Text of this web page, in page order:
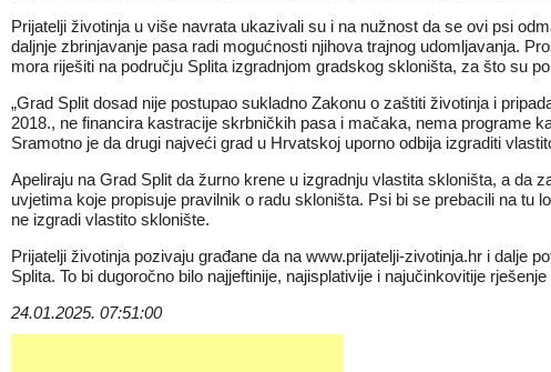
Prijatelji životinja u više navrata ukazivali su i na nužnost da se ovi psi
daljnje zbrinjavanje pasa radi mogućnosti njihova trajnog udomljavanja.
mora riješiti na području Splita izgradnjom gradskog skloništa, za što su
„Grad Split dosad nije postupao sukladno Zakonu o zaštiti životinja i
2018., ne financira kastracije skrbničkih pasa i mačaka, nema programe
Sramotno je da drugi najveći grad u Hrvatskoj uporno odbija izgraditi
Apeliraju na Grad Split da žurno krene u izgradnju vlastita skloništa, a
uvjetima koje propisuje pravilnik o radu skloništa. Psi bi se prebacili na tu
ne izgradi vlastito sklonište.
Prijatelji životinja pozivaju građane da na www.prijatelji-zivotinja.hr i dalje
Splita. To bi dugoročno bilo najjeftinije, najisplativije i najučinkovitije
24.01.2025. 07:51:00